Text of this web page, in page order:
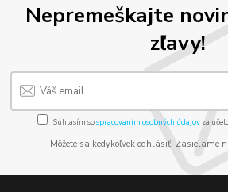
Nepremeškajte
zľavy!
Súhlasím sospracovaním osobných údajov za
Môžete sa kedykoľvek odhlásiť. Zasielame